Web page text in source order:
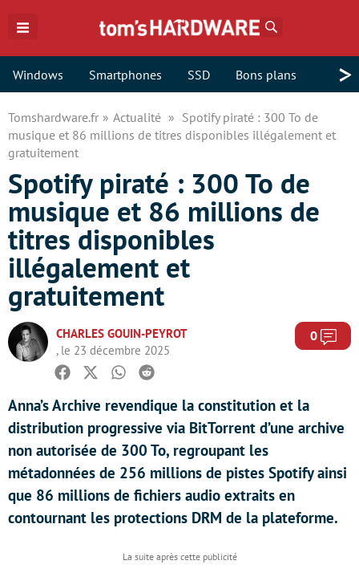
Windows Smartphones SSD Bons plans >
Tomshardware.fr Actualité
Spotify piraté : 300 To de
musique et 86 millions de titres disponibles illégalement et
gratuitement
Spotify piraté : 300 To de
musique et 86 millions de
titres disponibles
illégalement et
gratuitement
CHARLES GOUIN-PEYROT
, le 23 décembre 2025
0
Facebook
TwitterWhatsapp
Reddit
Anna’s Archive revendique la constitution et la
distribution progressive via BitTorrent d’une archive
non autorisée de 300 To, regroupant les
métadonnées de 256 millions de pistes Spotify ainsi
que 86 millions de fichiers audio extraits en
contournant les protections DRM de la plateforme.